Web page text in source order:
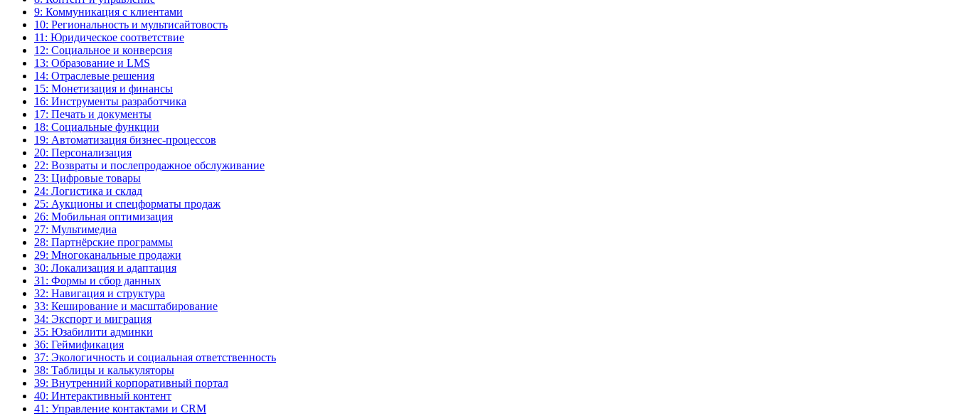
9: Коммуникация с клиентами
10: Региональность и мультисайтовость
11: Юридическое соответствие
12: Социальное и конверсия
13: Образование и LMS
14: Отраслевые решения
15: Монетизация и финансы
16: Инструменты разработчика
17: Печать и документы
18: Социальные функции
19: Автоматизация бизнес-процессов
20: Персонализация
22: Возвраты и послепродажное обслуживание
23: Цифровые товары
24: Логистика и склад
25: Аукционы и спецформаты продаж
26: Мобильная оптимизация
27: Мультимедиа
28: Партнёрские программы
29: Многоканальные продажи
30: Локализация и адаптация
31: Формы и сбор данных
32: Навигация и структура
33: Кеширование и масштабирование
34: Экспорт и миграция
35: Юзабилити админки
36: Геймификация
37: Экологичность и социальная ответственность
38: Таблицы и калькуляторы
39: Внутренний корпоративный портал
40: Интерактивный контент
41: Управление контактами и CRM